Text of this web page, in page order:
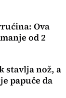
Ova
od 2
stavlja nož, a
papuče da